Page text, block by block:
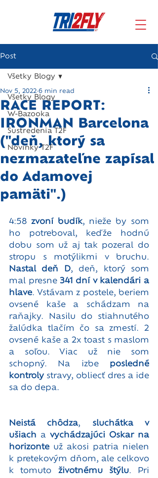
Post
Všetky Blogy
W-Bazooka
Sustredenia T2F
Novinky T2F
Všetky Blogy
RACE REPORT:
IRONMAN Barcelona
("deň, ktorý sa
nezmazateľne zapísal
do Adamovej
pamäti".)
Nov 5, 2022 6 min read
4:58 zvoní budík, nieže by som
ho potreboval, keďže hodnú
dobu som už aj tak pozeral do
Nastal deň D, deň, ktorý som
mal presne 341 dní v kalendári a
hlave. Vstávam z postele, beriem
ovsené kaše a schádzam na
raňajky. Nasilu do stiahnutého
žalúdka tlačím čo sa zmestí. 2
ovsené kaše a 2x toast s maslom
a soľou. Viac už nie som
schopný. Na izbe posledné
kontroly stravy, obliecť dres a ide
sa do depa.
Neistá chôdza, sluchátka v
ušiach a vychádzajúci Oskar na
horizonte už akosi patria nielen
k pretekovým dňom, ale celkovo
k tomuto životnému štýlu. Pri